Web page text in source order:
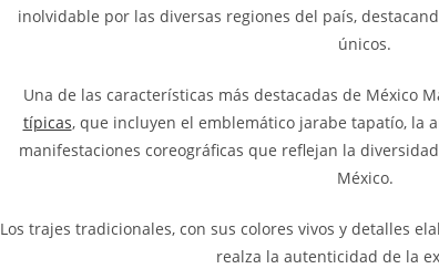
inolvidable por las diversas regiones del país,
únicos.
Una de las características más destacadas de México
típicas, que incluyen el emblemático jarabe tapatío, la
manifestaciones coreográficas que reflejan la
México.
Los trajes tradicionales, con sus colores vivos y detalles
realza la autenticidad de la